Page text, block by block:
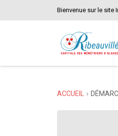
Bienvenue sur le site
ACCUEIL